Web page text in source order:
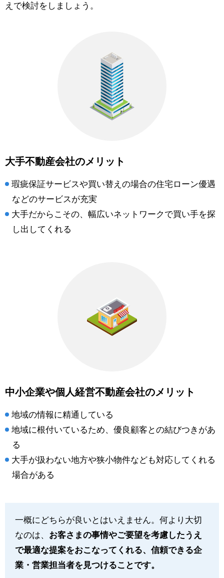
えで検討をしましょう。
大手不動産会社のメリット
瑕疵保証サービスや買い替えの場合の住宅ローン優遇
などのサービスが充実
大手だからこその、幅広いネットワークで買い手を探
し出してくれる
中小企業や個人経営不動産会社のメリット
地域の情報に精通している
地域に根付いているため、優良顧客との結びつきがあ
る
大手が扱わない地方や狭小物件なども対応してくれる
場合がある
一概にどちらが良いとはいえません。何より大切
なのは、 お客さまの事情やご要望を考慮したうえ
で最適な提案をおこなってくれる、信頼できる企
業・営業担当者を見つけることです。